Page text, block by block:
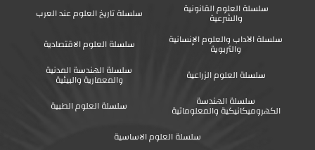
سلسلة العلوم القانونية
والشرعية
سلسلة تاريخ العلوم عند العرب
سلسلة الآداب والعلوم الإنسانية
والتربوية
سلسلة العلوم الاقتصادية
سلسلة العلوم الزراعية
سلسلة الهندسة المدنية
والمعمارية والبيئية
سلسلة الهندسة
الكهروميكانيكية والمعلوماتية
سلسلة العلوم الطبية
سلسلة العلوم الاساسية